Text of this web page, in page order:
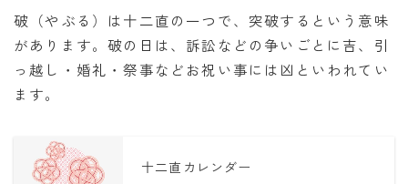
破（やぶる）は十二直の一つで、突破するという意味
があります。破の日は、訴訟などの争いごとに吉、引
っ越し・婚礼・祭事などお祝い事には凶といわれてい
ます。
十二直カレンダー